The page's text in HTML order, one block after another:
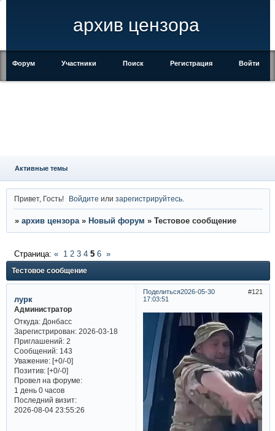
архив цензора
Форум Участники Поиск Регистрация Войти
Активные темы
Привет, Гость! Войдите илизарегистрируйтесь
» архив цензора » Новый форум » Тестовое сообщение
Тестовое сообщение
Страница: « 1 2 3 4 5 6 »
Поделиться 121
2026-05-30
17:03:51
лурк
Администратор
Откуда:Донбасс
Зарегистрирован: 2026-03-18
Приглашений:2
Сообщений:143
Уважение: [+0/-0]
Позитив: [+0/-0]
Провел на форуме:
1 день 0 часов
Последний визит:
2026-08-04 23:55:26